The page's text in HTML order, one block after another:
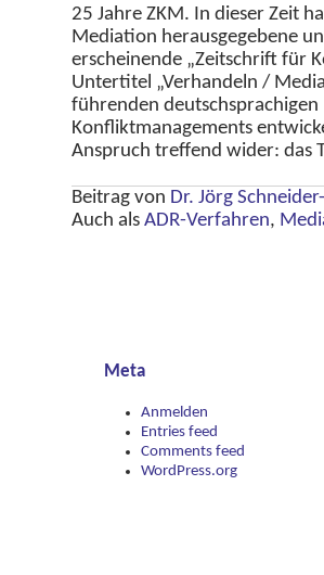
25 Jahre ZKM. In dieser Zeit
Mediation herausgegebene
erscheinende „Zeitschrift für
Untertitel „Verhandeln /
führenden
Konfliktmanagements
Anspruch treffend wider: das
Beitrag von Dr. Jörg
Auch als ADR-Verfahren,
Meta
Anmelden
Entries feed
Comments feed
WordPress.org